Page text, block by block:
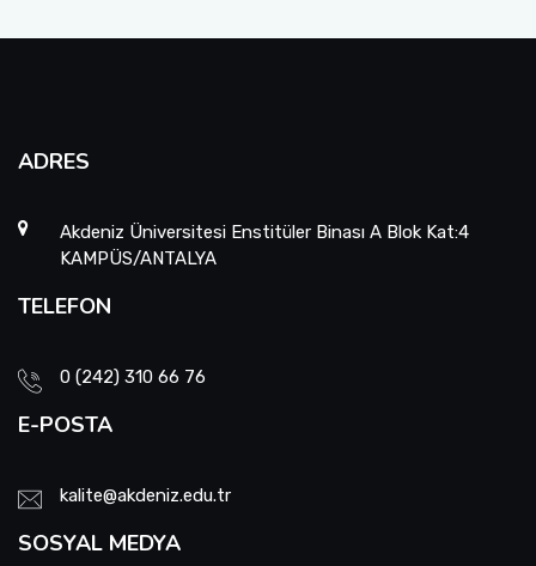
ADRES
Akdeniz Üniversitesi Enstitüler Binası A Blok Kat:4
KAMPÜS/ANTALYA
TELEFON
0 (242) 310 66 76
E-POSTA
kalite@akdeniz.edu.tr
SOSYAL MEDYA